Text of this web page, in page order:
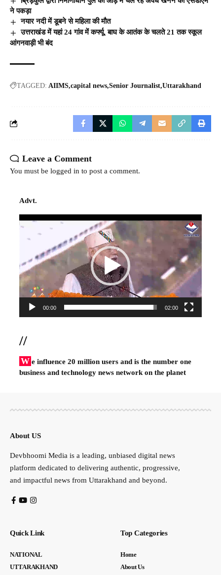
ने पकड़ा
नयार नदी में डूबने से महिला की मौत
उत्तराखंड में यहां 24 गांव में कर्फ्यू, बाघ के आतंक के चलते 21 तक स्कूल
आंगनवाड़ी भी बंद
TAGGED: AIIMS capital news Senior Journalist Uttarakhand
Leave a Comment
You must be logged in to post a comment.
Advt.
Video
00:00 02:00
//
W e influence 20 million users and is the number one
business and technology news network on the planet
About US
Devbhoomi Media is a leading, unbiased digital news
platform dedicated to delivering authentic, progressive,
and impactful news from Uttarakhand and beyond.
Quick Link
NATIONAL
UTTARAKHAND
Top Categories
Home
About Us